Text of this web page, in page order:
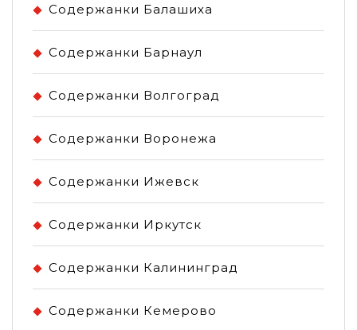
Содержанки Балашиха
Содержанки Барнаул
Содержанки Волгоград
Содержанки Воронежа
Содержанки Ижевск
Содержанки Иркутск
Содержанки Калининград
Содержанки Кемерово